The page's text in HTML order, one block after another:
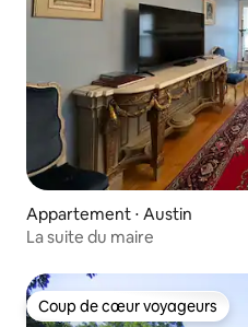
Appartement ⋅ Austin
La suite du maire
Coup de cœur voyageurs
Coup de cœur voyageurs